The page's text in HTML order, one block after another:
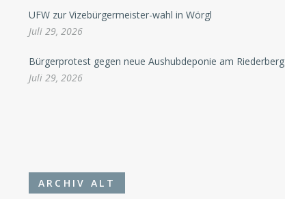
UFW zur Vizebürgermeister-wahl in Wörgl
Juli 29, 2026
Bürgerprotest gegen neue Aushubdeponie am Riederberg
Juli 29, 2026
ARCHIV ALT